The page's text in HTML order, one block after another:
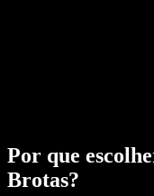
Por que
Brotas?